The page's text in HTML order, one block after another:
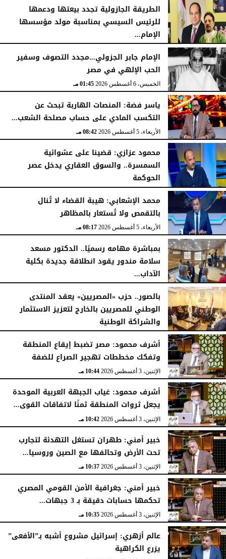
الطريقة الجازولية تجدد بيعتها ودعمها
للرئيس السيسي بمناسبة مولد مؤسسها
الإمام...
الخميس، 6 أغسطس 2026
الإمام جابر الجزولي...مجدد التصوف وسفير
الحب الإلهي في مصر
الخميس، 6 أغسطس 2026 01:45 مـ
ياسر فضة: المنصات الهاربة تبحث عن
التكسب المادي على حساب مصلحة الشعب...
الأربعاء، 5 أغسطس 2026 08:42 مـ
محمود عزازي: قضينا على عشوائية
السمسرة.. والسوق العقاري يدخل عصر
الحوكمة
الأربعاء، 5 أغسطس 2026
محمد الإشعابي: هيبة القضاء لا تُنال
بالتقمص ولا تُستعار بالمظاهر
الأربعاء، 5 أغسطس 2026 08:17 مـ
بمباشرة مهامه رسميًا.. الدكتور مسعد
سلامة مندور يقود انطلاقة جديدة بكلية
الآداب...
الأربعاء، 5 أغسطس 2026
بالصور.. حزب «المصريين» يعقد المنتدى
الوطني للمصريين بالخارج لتعزيز الاستثمار
والشراكة الوطنية
الثلاثاء، 4 أغسطس 2026
أشرف محمود: مصر تضبط إيقاع المنطقة
وتفكك مخططات تهجير الصراع للضفة
الإثنين، 3 أغسطس 2026 10:44 مـ
أشرف محمود: غياب الجبهة العربية الموحدة
يجعل ثروات المنطقة ثمنًا لاتفاقات القوى...
الإثنين، 3 أغسطس 2026 10:42 مـ
خبير أمني: طهران تستغل التهدئة لتجارب
تحت الأرض وتحالفها مع الصين وروسيا...
الإثنين، 3 أغسطس 2026 10:37 مـ
خبير أمني: جغرافية الأمن القومي المصري
تحكمها حسابات دقيقة بـ 3 جبهات...
الإثنين، 3 أغسطس 2026 10:35 مـ
عالم أزهري: إسرائيل مشروع أشبه بـ”الأفعى”
يزرع الكراهية